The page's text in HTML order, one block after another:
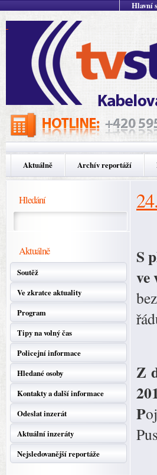
Hlavní
Aktuálně Archív reportáží
Hledání
Aktuálně
Soutěž
Ve zkratce aktuality
Program
Tipy na volný čas
Policejní informace
Hledané osoby
Kontakty a další informace
Odeslat inzerát
Aktuální inzeráty
Nejsledovanější reportáže
S
ve
Z
P